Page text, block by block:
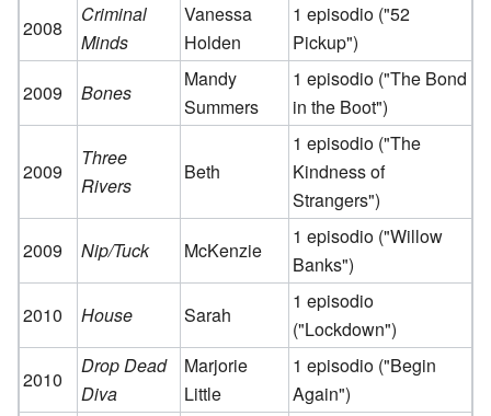
2008
Criminal
Minds
Vanessa
Holden
1 episodio ("52
Pickup")
2009
Bones
Mandy
Summers
1 episodio ("The Bond
in the Boot")
2009
Three
Rivers
Beth
1 episodio ("The
Kindness of
Strangers")
2009
Nip/Tuck McKenzie
1 episodio ("Willow
Banks")
2010
House Sarah
1 episodio
("Lockdown")
2010
Drop Dead
Diva
Marjorie
Little
1 episodio ("Begin
Again")